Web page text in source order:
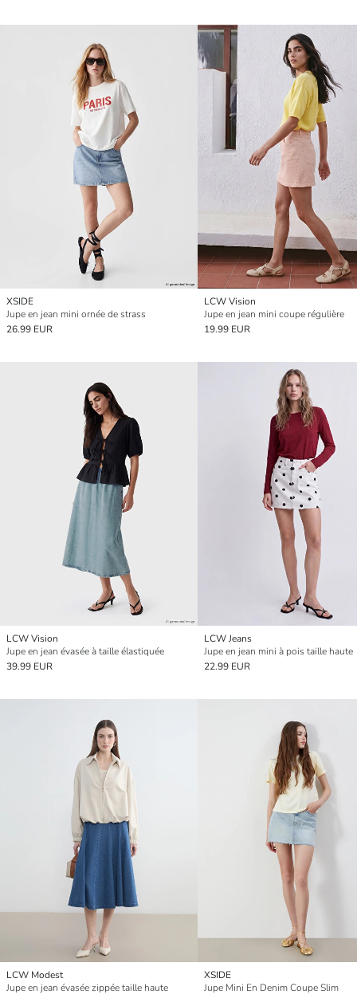
XSIDE
Jupe en jean mini ornée de strass
26.99 EUR
LCW Vision
Jupe en jean mini coupe régulière
19.99 EUR
LCW Vision
Jupe en jean évasée à taille élastiquée
39.99 EUR
LCW Jeans
Jupe en jean mini à pois taille haute
22.99 EUR
LCW Modest
Jupe en jean évasée zippée taille haute
XSIDE
Jupe Mini En Denim Coupe Slim